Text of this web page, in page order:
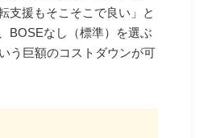
支援もそこそこで良い」と
BOSEなし（標準）を選ぶ
う巨額のコストダウンが可